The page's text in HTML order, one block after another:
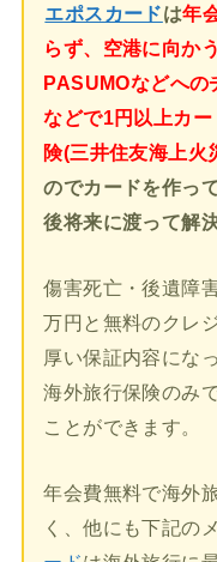
エポスカードは年
らず、空港に向か
PASUMOなどへの
などで1円以上カ
険(三井住友海上火
のでカードを作っ
後将来に渡って解
傷害死亡・後遺障
万円と無料のクレ
厚い保証内容にな
海外旅行保険のみ
ことができます。
年会費無料で海外
く、他にも下記の